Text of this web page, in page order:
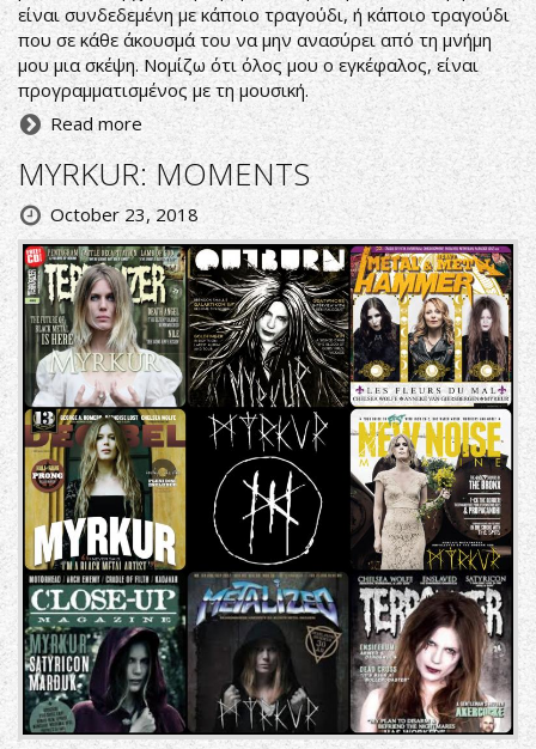
είναι συνδεδεμένη με κάποιο τραγούδι, ή κάποιο τραγούδι
που σε κάθε άκουσμά του να μην ανασύρει από τη μνήμη
μου μια σκέψη. Νομίζω ότι όλος μου ο εγκέφαλος, είναι
προγραμματισμένος με τη μουσική.
Read more
MYRKUR: MOMENTS
October 23, 2018